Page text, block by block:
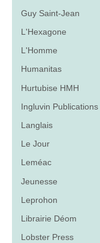
Guy Saint-Jean
L'Hexagone
L'Homme
Humanitas
Hurtubise HMH
Ingluvin Publications
Langlais
Le Jour
Leméac
Jeunesse
Leprohon
Librairie Déom
Lobster Press